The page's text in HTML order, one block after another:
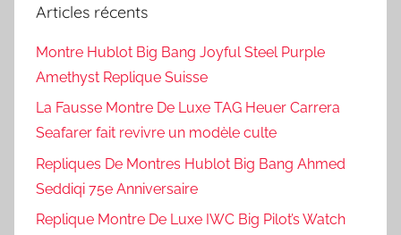
Articles récents
Montre Hublot Big Bang Joyful Steel Purple
Amethyst Replique Suisse
La Fausse Montre De Luxe TAG Heuer Carrera
Seafarer fait revivre un modèle culte
Repliques De Montres Hublot Big Bang Ahmed
Seddiqi 75e Anniversaire
Replique Montre De Luxe IWC Big Pilot’s Watch